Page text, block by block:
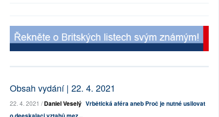
Obsah vydání | 22. 4. 2021
22. 4. 2021 /Daniel Veselý Vrbětická aféra aneb Proč je nutné usilovat